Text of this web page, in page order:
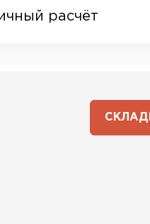
расчёт